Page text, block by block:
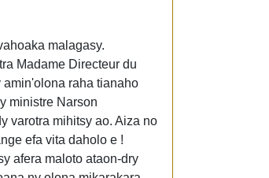
malagasy.
Madame Directeur du
raha tianaho
ministre Narson
varotra mihitsy ao. Aiza no
efa vita daholo e !
afera maloto ataon-dry